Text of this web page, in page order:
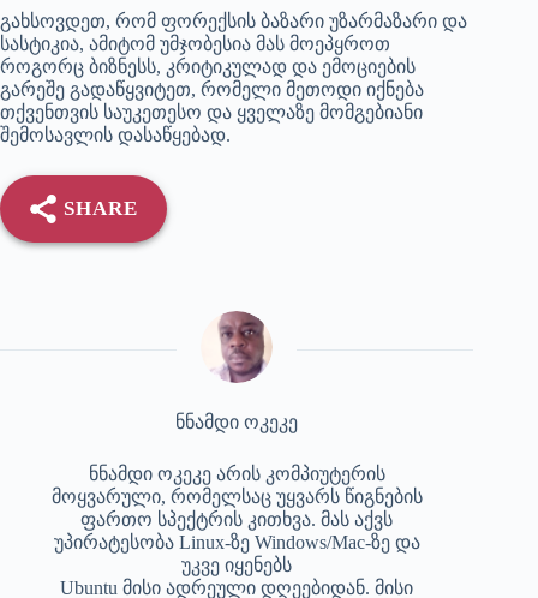
გახსოვდეთ, რომ ფორექსის ბაზარი უზარმაზარი და
სასტიკია, ამიტომ უმჯობესია მას მოეპყროთ
როგორც ბიზნესს, კრიტიკულად და ემოციების
გარეშე გადაწყვიტეთ, რომელი მეთოდი იქნება
თქვენთვის საუკეთესო და ყველაზე მომგებიანი
შემოსავლის დასაწყებად.
SHARE
ნნამდი ოკეკე
ნნამდი ოკეკე არის კომპიუტერის
მოყვარული, რომელსაც უყვარს წიგნების
ფართო სპექტრის კითხვა. მას აქვს
უპირატესობა Linux-ზე Windows/Mac-ზე და
უკვე იყენებს
Ubuntu მისი ადრეული დღეებიდან. მისი